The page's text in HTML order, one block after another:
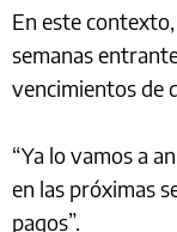
En este
semanas
vencimientos de
“Ya lo vamos a
en las próximas
pagos”.